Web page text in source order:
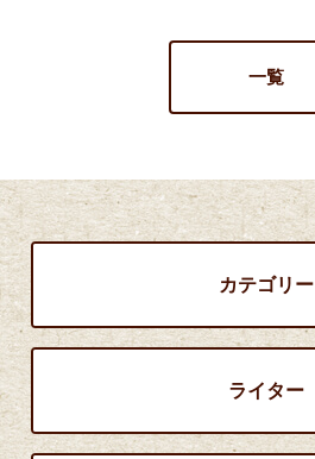
一覧
カテゴリー
ライター